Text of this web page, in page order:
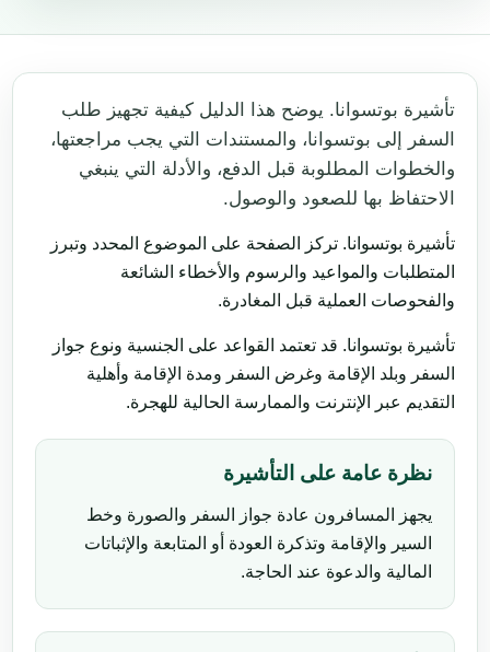
تأشيرة بوتسوانا. يوضح هذا الدليل كيفية تجهيز طلب
السفر إلى بوتسوانا، والمستندات التي يجب مراجعتها،
والخطوات المطلوبة قبل الدفع، والأدلة التي ينبغي
الاحتفاظ بها للصعود والوصول.
تأشيرة بوتسوانا. تركز الصفحة على الموضوع المحدد وتبرز
المتطلبات والمواعيد والرسوم والأخطاء الشائعة
والفحوصات العملية قبل المغادرة.
تأشيرة بوتسوانا. قد تعتمد القواعد على الجنسية ونوع جواز
السفر وبلد الإقامة وغرض السفر ومدة الإقامة وأهلية
التقديم عبر الإنترنت والممارسة الحالية للهجرة.
نظرة عامة على التأشيرة
يجهز المسافرون عادة جواز السفر والصورة وخط
السير والإقامة وتذكرة العودة أو المتابعة والإثباتات
المالية والدعوة عند الحاجة.